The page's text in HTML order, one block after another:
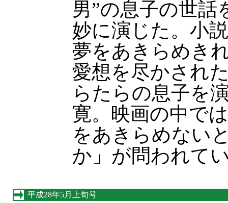
男”の息子の世話
妙に演じた。小
夢をあきらめき
愛想を尽かされ
らたらの息子を
寛。映画の中で
をあきらめない
か」が問われて
平成28年5月上旬号